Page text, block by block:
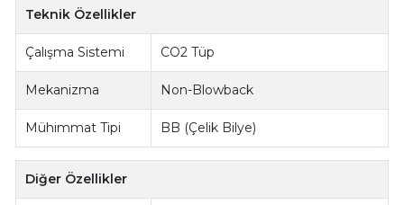
Teknik Özellikler
Çalışma Sistemi CO2 Tüp
Mekanizma Non-Blowback
Mühimmat Tipi BB (Çelik Bilye)
Diğer Özellikler